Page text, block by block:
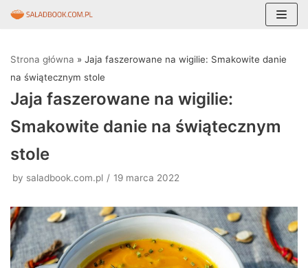
do
treści
Strona główna » Jaja faszerowane na wigilie: Smakowite danie
na świątecznym stole
Jaja faszerowane na wigilie:
Smakowite danie na świątecznym
stole
by saladbook.com.pl 19 marca 2022